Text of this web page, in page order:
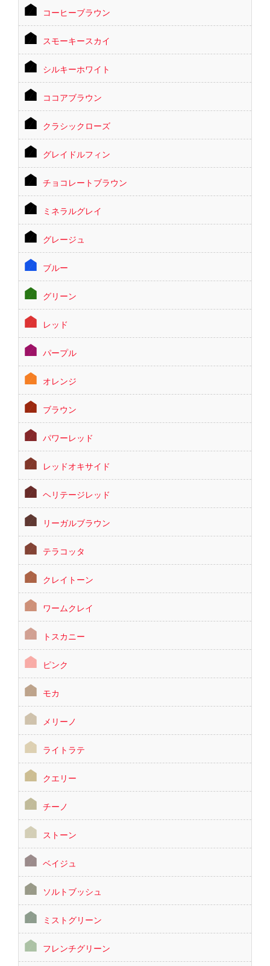
コーヒーブラウン
スモーキースカイ
シルキーホワイト
ココアブラウン
クラシックローズ
グレイドルフィン
チョコレートブラウン
ミネラルグレイ
グレージュ
ブルー
グリーン
レッド
パープル
オレンジ
ブラウン
パワーレッド
レッドオキサイド
ヘリテージレッド
リーガルブラウン
テラコッタ
クレイトーン
ワームクレイ
トスカニー
ピンク
モカ
メリーノ
ライトラテ
クエリー
チーノ
ストーン
ベイジュ
ソルトブッシュ
ミストグリーン
フレンチグリーン